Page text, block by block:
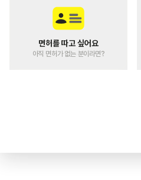
면허를 따고 싶어요
아직 면허가 없는 분이라면?